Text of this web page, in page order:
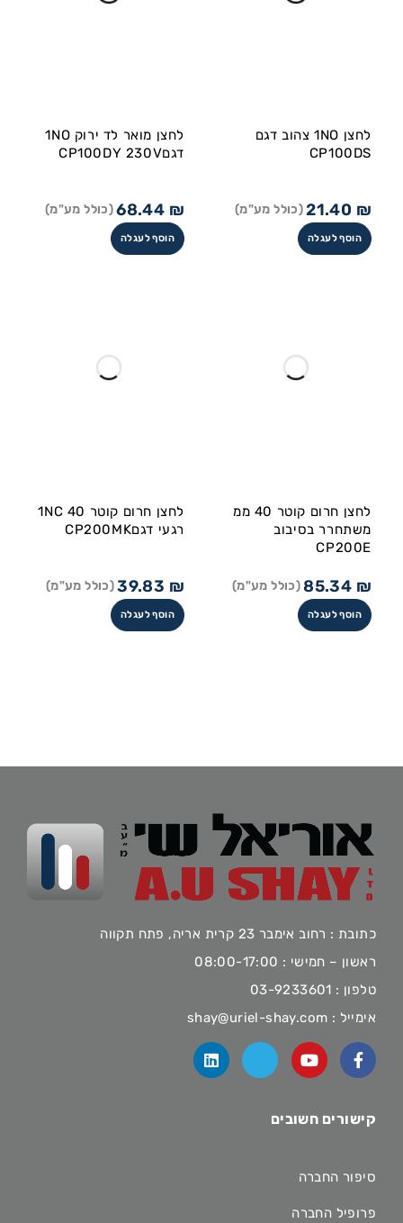
לחצן 1NO צהוב דגם
CP100DS
21.40 ₪ (כולל מע"מ)
הוסף לעגלה
לחצן מואר לד ירוק 1NO
דגםCP100DY 230V
68.44 ₪ (כולל מע"מ)
הוסף לעגלה
לחצן חרום קוטר 40 ממ
משתחרר בסיבוב
CP200E
85.34 ₪ (כולל מע"מ)
הוסף לעגלה
לחצן חרום קוטר 40 1NC
רגעי דגםCP200MK
39.83 ₪ (כולל מע"מ)
הוסף לעגלה
כתובת : רחוב אימבר 23 קרית אריה, פתח תקווה
ראשון – חמישי : 08:00-17:00
טלפון : 03-9233601
אימייל : shay@uriel-shay.com
קישורים חשובים
סיפור החברה
פרופיל החברה